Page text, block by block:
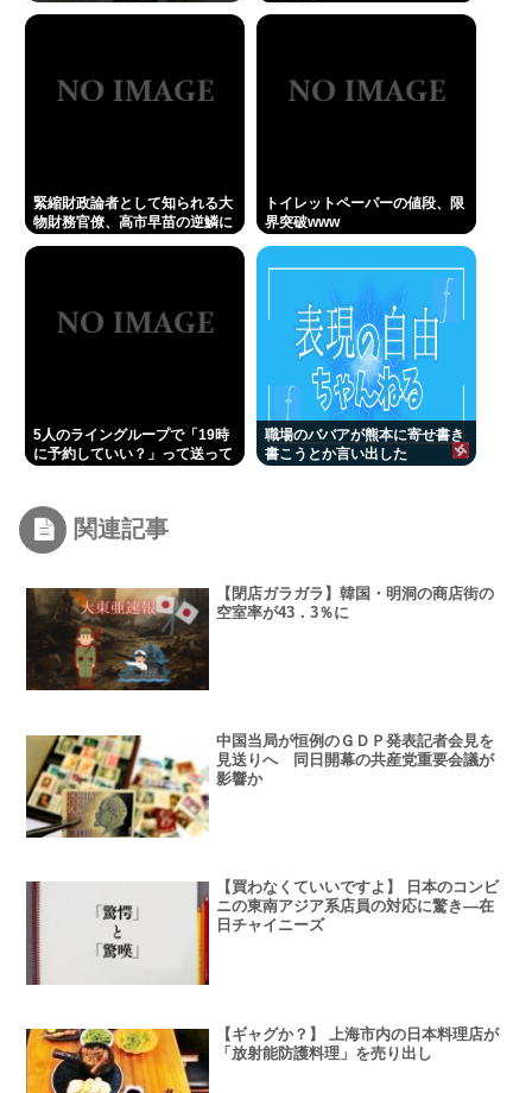
緊縮財政論者として知られる大
物財務官僚、高市早苗の逆鱗に
トイレットペーパーの値段、限
界突破www
5人のライングループで「19時
に予約していい？」って送って
職場のババアが熊本に寄せ書き
書こうとか言い出した
関連記事
【閉店ガラガラ】韓国・明洞の商店街の
空室率が43．3％に
中国当局が恒例のＧＤＰ発表記者会見を
見送りへ 同日開幕の共産党重要会議が
影響か
【買わなくていいですよ】 日本のコンビ
ニの東南アジア系店員の対応に驚き―在
日チャイニーズ
【ギャグか？】 上海市内の日本料理店が
「放射能防護料理」を売り出し